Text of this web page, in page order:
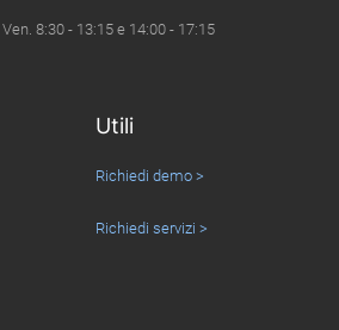
Ven. 8:30 - 13:15 e 14:00 - 17:15
Utili
Richiedi demo >
Richiedi servizi >